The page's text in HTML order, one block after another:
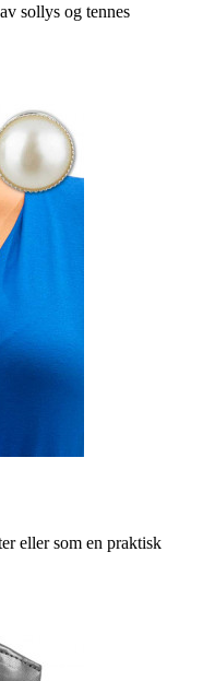
sollys og tennes
eller som en praktisk